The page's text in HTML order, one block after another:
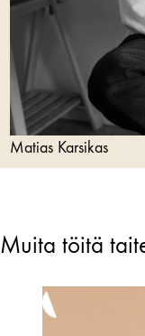
Matias Karsikas
Muita töitä